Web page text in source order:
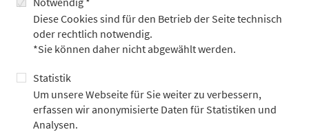
Diese Cookies sind für den Betrieb der Seite technisch
oder rechtlich notwendig.
*Sie können daher nicht abgewählt werden.
Statistik
Um unsere Webseite für Sie weiter zu verbessern,
erfassen wir anonymisierte Daten für Statistiken und
Analysen.
Alexander Adick
+49 69 2104-4967
Alexander.Adick@metzler.com